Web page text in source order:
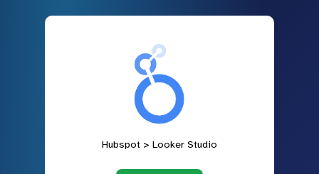
Hubspot > Looker Studio